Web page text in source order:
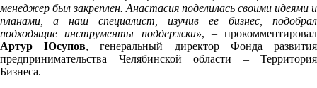
менеджер был закреплен. Анастасия поделилась своими идеями и
планами, а наш специалист, изучив ее бизнес, подобрал
подходящие инструменты поддержки», – прокомментировал
Артур Юсупов, генеральный директор Фонда развития
предпринимательства Челябинской области – Территория
Бизнеса.